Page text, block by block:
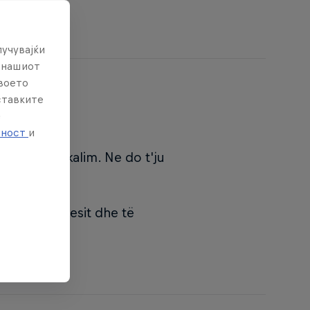
një fjalëkalim. Ne do t'ju
përdoruesit dhe të
нашиот
и